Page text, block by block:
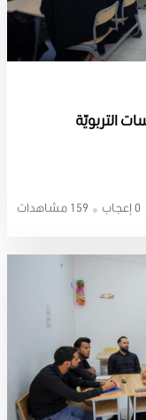
التربويّة
159 مشاهدات 0 إعجاب